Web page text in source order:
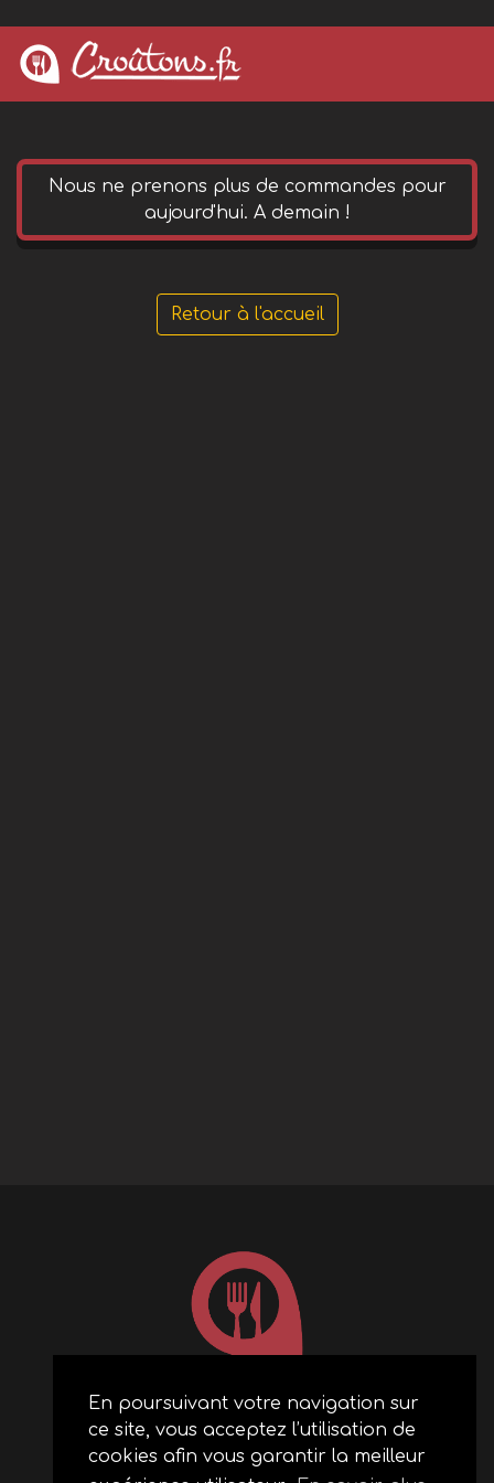
En poursuivant votre navigation sur
ce site, vous acceptez l’utilisation de
cookies afin vous garantir la meilleur
Nous ne prenons plus de commandes pour
aujourd'hui. A demain !
Retour à l'accueil
ACCUEIL